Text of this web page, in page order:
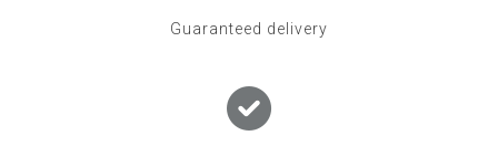
Guaranteed delivery